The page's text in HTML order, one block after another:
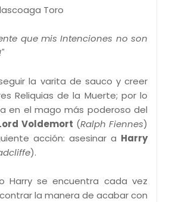
Toro
que mis Intenciones no son
la varita de sauco y creer
Reliquias de la Muerte; por lo
en el mago más poderoso del
Voldemort (Ralph Fiennes)
acción: asesinar a Harry
).
Harry se encuentra cada vez
la manera de acabar con